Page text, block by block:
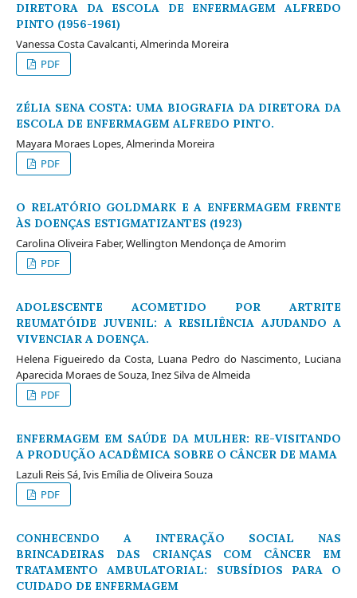
DIRETORA DA ESCOLA DE ENFERMAGEM ALFREDO
PINTO (1956-1961)
Vanessa Costa Cavalcanti, Almerinda Moreira
PDF
ZÉLIA SENA COSTA: UMA BIOGRAFIA DA DIRETORA DA
ESCOLA DE ENFERMAGEM ALFREDO PINTO.
Mayara Moraes Lopes, Almerinda Moreira
PDF
O RELATÓRIO GOLDMARK E A ENFERMAGEM FRENTE
ÀS DOENÇAS ESTIGMATIZANTES (1923)
Carolina Oliveira Faber, Wellington Mendonça de Amorim
PDF
ADOLESCENTE ACOMETIDO POR ARTRITE
REUMATÓIDE JUVENIL: A RESILIÊNCIA AJUDANDO A
VIVENCIAR A DOENÇA.
Helena Figueiredo da Costa, Luana Pedro do Nascimento, Luciana
Aparecida Moraes de Souza, Inez Silva de Almeida
PDF
ENFERMAGEM EM SAÚDE DA MULHER: RE-VISITANDO
A PRODUÇÃO ACADÊMICA SOBRE O CÂNCER DE MAMA
Lazuli Reis Sá, Ivis Emília de Oliveira Souza
PDF
CONHECENDO A INTERAÇÃO SOCIAL NAS
BRINCADEIRAS DAS CRIANÇAS COM CÂNCER EM
TRATAMENTO AMBULATORIAL: SUBSÍDIOS PARA O
CUIDADO DE ENFERMAGEM